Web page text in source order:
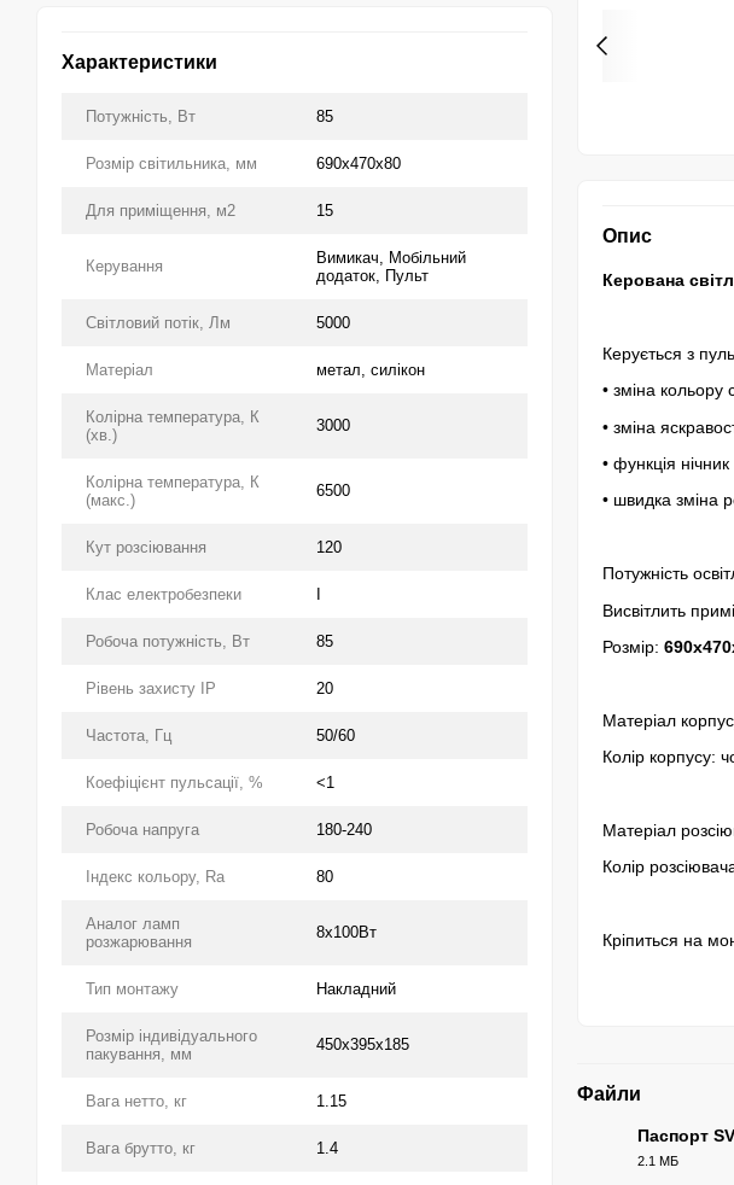
Характеристики
Потужність, Вт 85
Розмір світильника, мм 690x470x80
Для приміщення, м2 15
Керування
Вимикач, Мобільний
додаток, Пульт
Світловий потік, Лм 5000
Матеріал метал, силікон
Колірна температура, К
(хв.)
3000
Колірна температура, К
(макс.)
6500
Кут розсіювання 120
Клас електробезпеки
Робоча потужність, Вт 85
Рівень захисту IP 20
Частота, Гц 50/60
Коефіцієнт пульсації, % <1
Робоча напруга 180-240
Індекс кольору, Ra 80
Аналог ламп
розжарювання
8х100Вт
Тип монтажу Накладний
Розмір індивідуального
пакування, мм
450x395x185
Вага нетто, кг 1.15
Вага брутто, кг 1.4
Опис
Керована
Керується з
• зміна кольору
• зміна
• функція нічник
• швидка зміна
Потужність
Висвітлить
Розмір:
Матеріал
Колір корпусу:
Матеріал
Колір
Кріпиться на
Файли
Паспорт
2.1 МБ